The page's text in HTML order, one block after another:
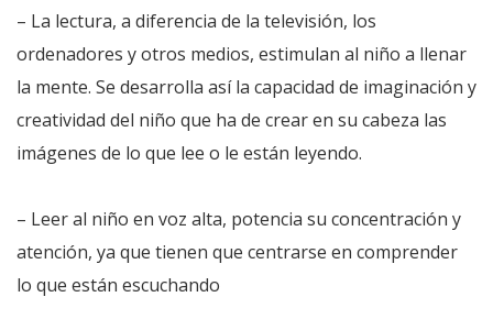
– La lectura, a diferencia de la televisión, los
ordenadores y otros medios, estimulan al niño a llenar
la mente. Se desarrolla así la capacidad de imaginación y
creatividad del niño que ha de crear en su cabeza las
imágenes de lo que lee o le están leyendo.
– Leer al niño en voz alta, potencia su concentración y
atención, ya que tienen que centrarse en comprender
lo que están escuchando